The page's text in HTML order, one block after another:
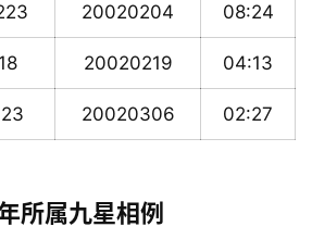
20020204 08:24
20020219 04:13
20020306 02:27
所属九星相例